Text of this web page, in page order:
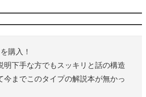
購入！
明下手な方でもスッキリと話の構造
今までこのタイプの解説本が無かっ